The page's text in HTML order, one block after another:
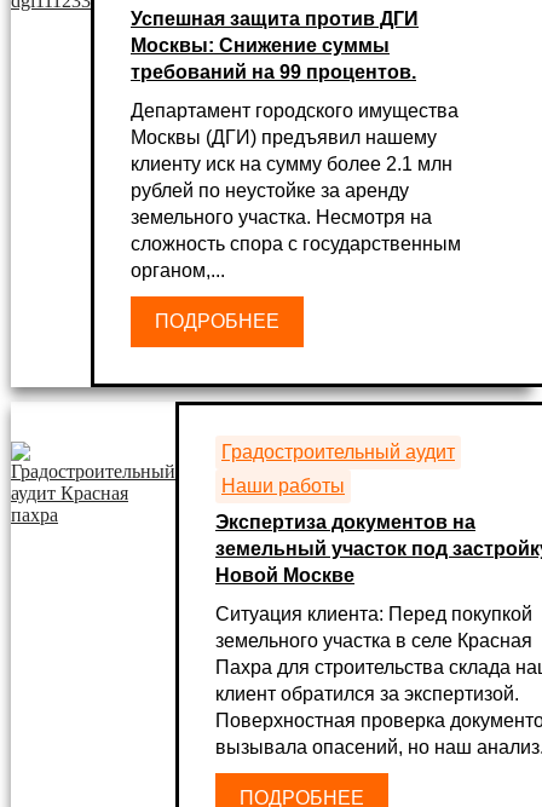
Успешная защита против ДГИ
Москвы: Снижение суммы
требований на 99 процентов.
Департамент городского имущества
Москвы (ДГИ) предъявил нашему
клиенту иск на сумму более 2.1 млн
рублей по неустойке за аренду
земельного участка. Несмотря на
сложность спора с государственным
органом,...
ПОДРОБНЕЕ
Градостроительный аудит
Наши работы
Экспертиза документов на
земельный участок под
Новой Москве
Ситуация клиента: Перед покупкой
земельного участка в селе Красная
Пахра для строительства склада
клиент обратился за экспертизой.
Поверхностная проверка
вызывала опасений, но наш
ПОДРОБНЕЕ